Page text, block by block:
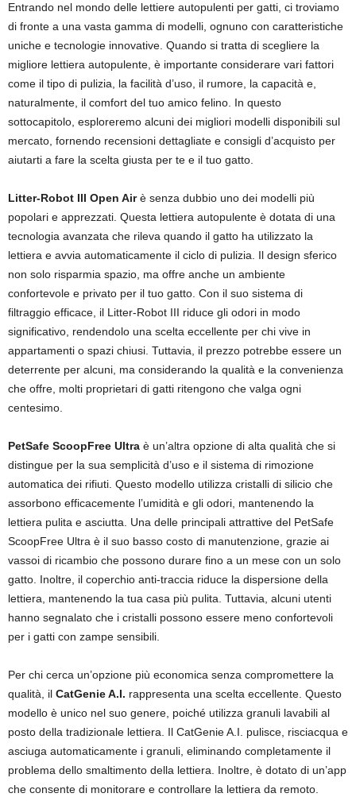
Entrando nel mondo delle lettiere autopulenti per gatti, ci troviamo
di fronte a una vasta gamma di modelli, ognuno con caratteristiche
uniche e tecnologie innovative. Quando si tratta di scegliere la
migliore lettiera autopulente, è importante considerare vari fattori
come il tipo di pulizia, la facilità d’uso, il rumore, la capacità e,
naturalmente, il comfort del tuo amico felino. In questo
sottocapitolo, esploreremo alcuni dei migliori modelli disponibili sul
mercato, fornendo recensioni dettagliate e consigli d’acquisto per
aiutarti a fare la scelta giusta per te e il tuo gatto.
Litter-Robot III Open Airè senza dubbio uno dei modelli più
popolari e apprezzati. Questa lettiera autopulente è dotata di una
tecnologia avanzata che rileva quando il gatto ha utilizzato la
lettiera e avvia automaticamente il ciclo di pulizia. Il design sferico
non solo risparmia spazio, ma offre anche un ambiente
confortevole e privato per il tuo gatto. Con il suo sistema di
filtraggio efficace, il Litter-Robot III riduce gli odori in modo
significativo, rendendolo una scelta eccellente per chi vive in
appartamenti o spazi chiusi. Tuttavia, il prezzo potrebbe essere un
deterrente per alcuni, ma considerando la qualità e la convenienza
che offre, molti proprietari di gatti ritengono che valga ogni
centesimo.
PetSafe ScoopFree Ultra è un’altra opzione di alta qualità che si
distingue per la sua semplicità d’uso e il sistema di rimozione
automatica dei rifiuti. Questo modello utilizza cristalli di silicio che
assorbono efficacemente l’umidità e gli odori, mantenendo la
lettiera pulita e asciutta. Una delle principali attrattive del PetSafe
ScoopFree Ultra è il suo basso costo di manutenzione, grazie ai
vassoi di ricambio che possono durare fino a un mese con un solo
gatto. Inoltre, il coperchio anti-traccia riduce la dispersione della
lettiera, mantenendo la tua casa più pulita. Tuttavia, alcuni utenti
hanno segnalato che i cristalli possono essere meno confortevoli
per i gatti con zampe sensibili.
Per chi cerca un’opzione più economica senza compromettere la
qualità, il CatGenie A.I. rappresenta una scelta eccellente. Questo
modello è unico nel suo genere, poiché utilizza granuli lavabili al
posto della tradizionale lettiera. Il CatGenie A.I. pulisce, risciacqua e
asciuga automaticamente i granuli, eliminando completamente il
problema dello smaltimento della lettiera. Inoltre, è dotato di un’app
che consente di monitorare e controllare la lettiera da remoto.